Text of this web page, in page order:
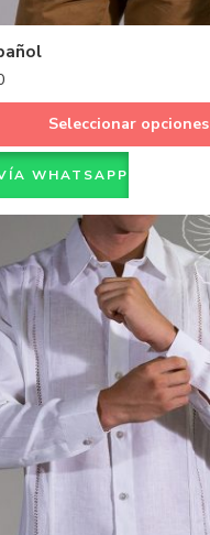
Seleccionar opciones
WHATSAPP